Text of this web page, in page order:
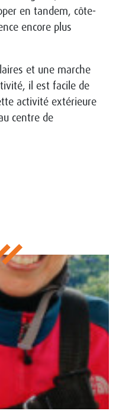
en tandem, côte-
encore plus
et une marche
il est facile de
activité extérieure
centre de